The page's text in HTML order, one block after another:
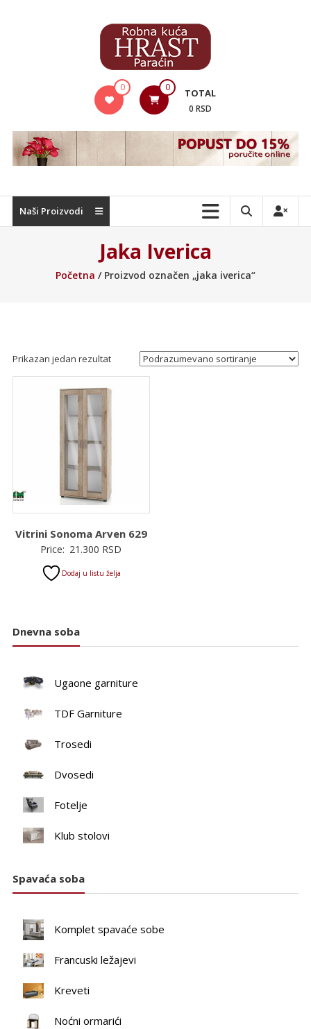
Nameštaj
0 0 TOTAL
0 RSD
Naši Proizvodi
Jaka Iverica
Početna / Proizvod označen „jaka iverica“
Prikazan jedan rezultat
Vitrini Sonomа Arven 629
Price: 21.300 RSD
Dodaj u listu želja
Dnevna soba
Ugaone garniture
TDF Garniture
Trosedi
Dvosedi
Fotelje
Klub stolovi
Spavaća soba
Komplet spavaće sobe
Francuski ležajevi
Kreveti
Noćni ormarići